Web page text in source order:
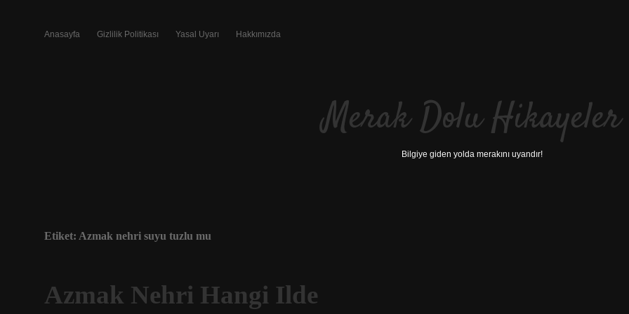
Anasayfa Gizlilik Politikası Yasal Uyarı Hakkımızda
Merak Dolu Hikayeler
Bilgiye giden yolda merakını uyandır!
Etiket: Azmak nehri suyu tuzlu mu
Azmak Nehri Hangi Ilde